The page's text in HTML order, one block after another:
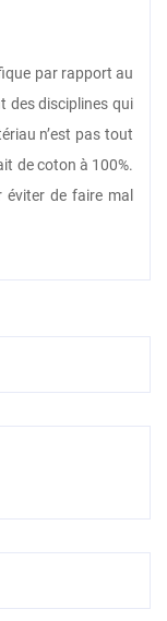
par rapport au
des disciplines qui
n’est pas tout
de coton à 100%.
éviter de faire mal